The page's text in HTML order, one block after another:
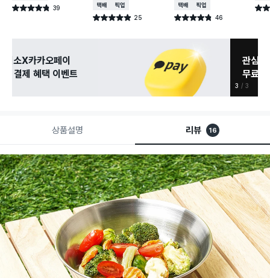
별점 4.8점 39
건 작성
택배배송매장픽업
별점 4.9점 25
건 작성
택배배송매장픽업
별점 4.8점 46
건 작성
별점
관심 있는 신상 입고
무료로 알림 받기
3 3
상품설명 리뷰 16